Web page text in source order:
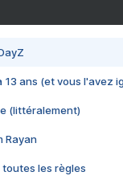
13 ans (et vous l'avez
(littéralement)
Rayan
toutes les règles